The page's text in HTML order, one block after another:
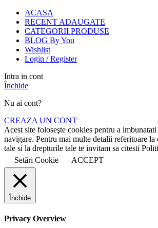
ACASA
RECENT ADAUGATE
CATEGORII PRODUSE
BLOG By You
Wishlist
Login / Register
Intra in cont
Închide
Nu ai cont?
CREAZA UN CONT
Acest site foloseşte cookies pentru a
navigare. Pentru mai multe detalii referitoare
tale si la drepturile tale te invitam sa citesti
Setări Cookie
ACCEPT
Închide
Privacy Overview